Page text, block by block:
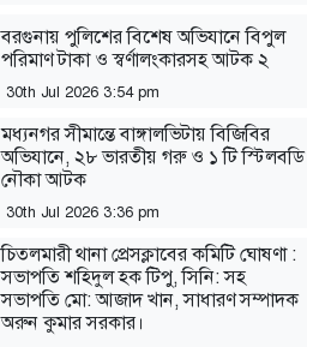
বরগুনায় পুলিশের বিশেষ অভিযানে বিপুল
পরিমাণ টাকা ও স্বর্ণালংকারসহ আটক ২
30th Jul 2026 3:54 pm
মধ্যনগর সীমান্তে বাঙ্গালভিটায় বিজিবির
অভিযানে, ২৮ ভারতীয় গরু ও ১ টি স্টিলবডি
নৌকা আটক
30th Jul 2026 3:36 pm
চিতলমারী থানা প্রেসক্লাবের কমিটি ঘোষণা :
সভাপতি শহিদুল হক টিপু, সিনি: সহ
সভাপতি মো: আজাদ খান, সাধারণ সম্পাদক
অরুন কুমার সরকার।